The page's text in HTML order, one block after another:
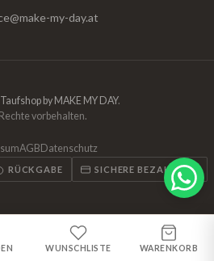
WUNSCHLISTE WARENKORB
my-day.at
by MAKE MY DAY.
vorbehalten.
AGB Datenschutz
RÜCKGABE SICHERE BEZAHLUNG